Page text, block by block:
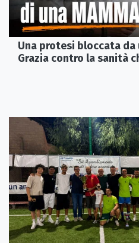
Una protesi bloccata
Grazia contro la sanità